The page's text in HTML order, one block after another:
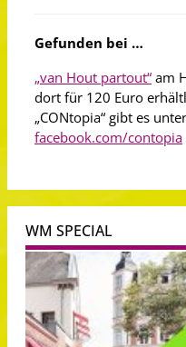
Gefunden bei …
„van Hout partout“ am
dort für 120 Euro
„CONtopia“ gibt es unter
facebook.com/contopia
WM SPECIAL